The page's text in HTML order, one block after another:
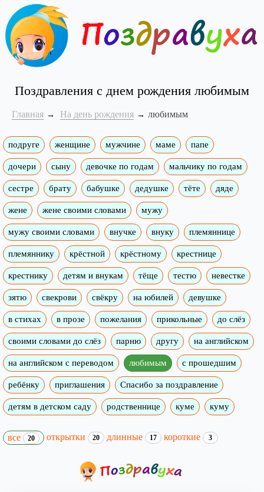
Поздравления с днем рождения любимым
Главная На день рождения любимым
подруге женщине мужчине маме папе
дочери сыну девочке по годам мальчику по годам
сестре брату бабушке дедушке тёте дяде
жене жене своими словами мужу
мужу своими словами внучке внуку племяннице
племяннику крёстной крёстному крестнице
крестнику детям и внукам тёще тестю невестке
зятю свекрови свёкру на юбилей девушке
в стихах в прозе пожелания прикольные до слёз
своими словами до слёз парню другу на английском
на английском с переводом любимым с прошедшим
ребёнку приглашения Спасибо за поздравление
детям в детском саду родственнице куме куму
все 20 открытки 20 длинные 17 короткие 3